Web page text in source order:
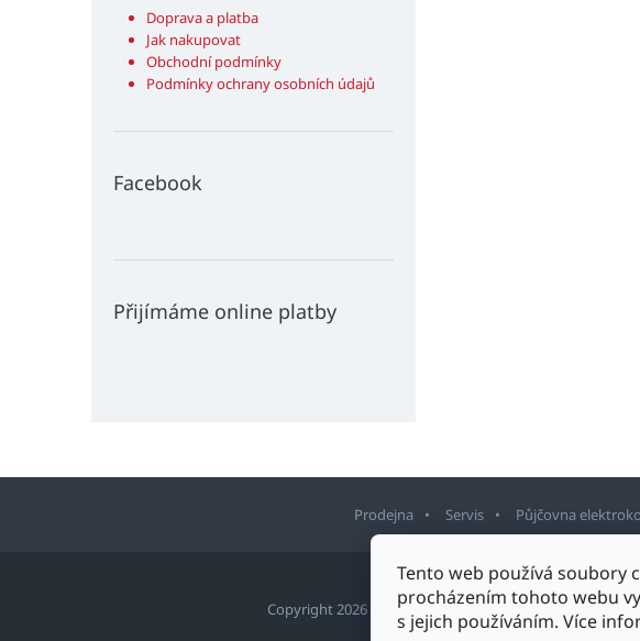
Tento web používá soubory
procházením tohoto webu
s jejich používáním. Více
Doprava a platba
Jak nakupovat
Obchodní podmínky
Podmínky ochrany osobních údajů
Facebook
Přijímáme online platby
Prodejna Servis Půjčovna
Copyright 2026 Sport Staněk Turnov. Všechna práva